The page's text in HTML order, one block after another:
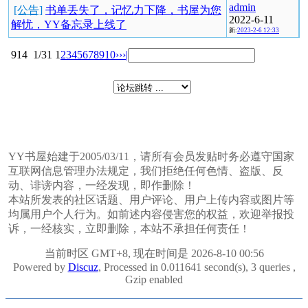
[公告] 书单丢失了，记忆力下降，书屋为您
解忧，YY备忘录上线了
admin
2022-6-11
新:2023-2-6 12:33
914 1/31 1 2345678910›››|
YY书屋始建于2005/03/11，请所有会员发贴时务必遵守国家
互联网信息管理办法规定，我们拒绝任何色情、盗版、反
动、诽谤内容，一经发现，即作删除！
本站所发表的社区话题、用户评论、用户上传内容或图片等
均属用户个人行为。如前述内容侵害您的权益，欢迎举报投
诉，一经核实，立即删除，本站不承担任何责任！
当前时区 GMT+8, 现在时间是 2026-8-10 00:56
Powered by Discuz, Processed in 0.011641 second(s), 3 queries ,
Gzip enabled